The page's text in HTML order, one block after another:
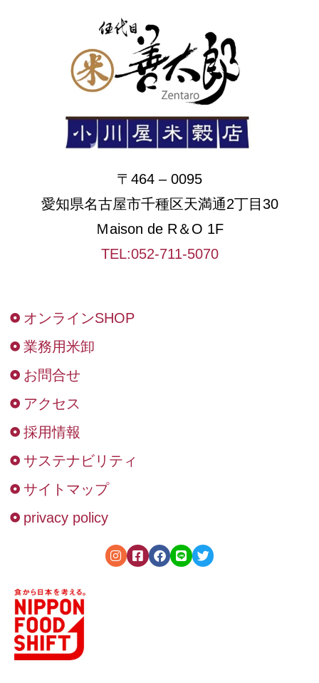
〒464 – 0095
愛知県名古屋市千種区天満通2丁目30
Ｍaison de R＆O 1F
TEL:052-711-5070
オンラインSHOP
業務用米卸
お問合せ
アクセス
採用情報
サステナビリティ
サイトマップ
privacy policy